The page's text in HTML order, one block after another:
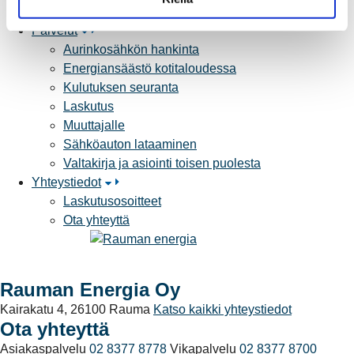
Palvelut
Aurinkosähkön hankinta
Energiansäästö kotitaloudessa
Kulutuksen seuranta
Laskutus
Muuttajalle
Sähköauton lataaminen
Valtakirja ja asiointi toisen puolesta
Yhteystiedot
Laskutusosoitteet
Ota yhteyttä
Rauman Energia Oy
Kairakatu 4, 26100 Rauma Katso kaikki yhteystiedot
Ota yhteyttä
Asiakaspalvelu 02 8377 8778 Vikapalvelu 02 8377 8700